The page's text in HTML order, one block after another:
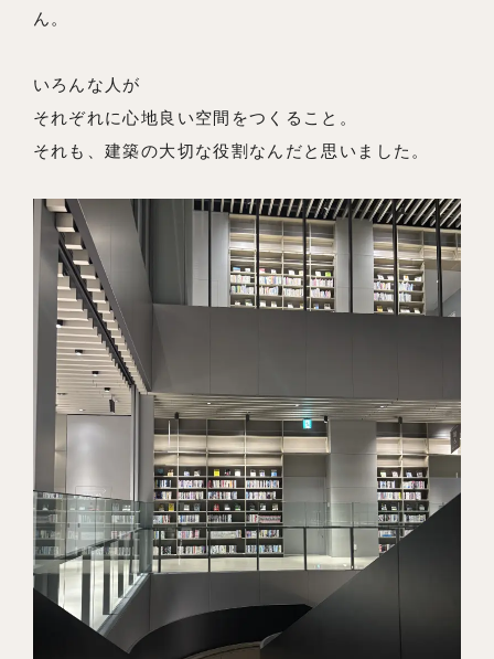
ん。
いろんな人が
それぞれに心地良い空間をつくること。
それも、建築の大切な役割なんだと思いました。